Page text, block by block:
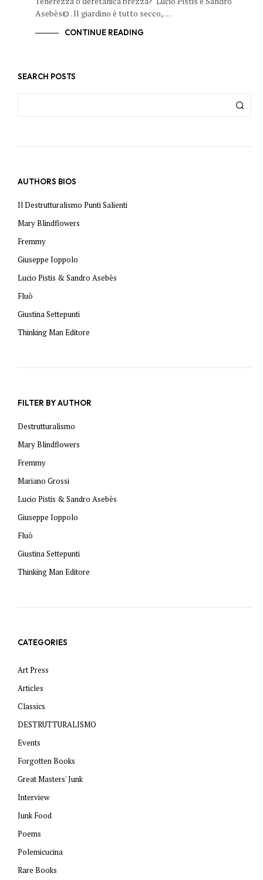
Asebès© . Il giardino è tutto secco,…
CONTINUE READING
SEARCH POSTS
AUTHORS BIOS
Il Destrutturalismo Punti Salienti
Mary Blindflowers
Fremmy
Giuseppe Ioppolo
Lucio Pistis & Sandro Asebès
Fluò
Giustina Settepunti
Thinking Man Editore
FILTER BY AUTHOR
Destrutturalismo
Mary Blindflowers
Fremmy
Mariano Grossi
Lucio Pistis & Sandro Asebès
Giuseppe Ioppolo
Fluò
Giustina Settepunti
Thinking Man Editore
CATEGORIES
Art Press
Articles
Classics
DESTRUTTURALISMO
Events
Forgotten Books
Great Masters' Junk
Interview
Junk Food
Poems
Polemicucina
Rare Books